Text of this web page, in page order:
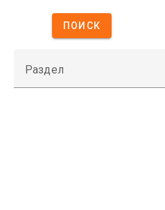
ПОИСК
Раздел